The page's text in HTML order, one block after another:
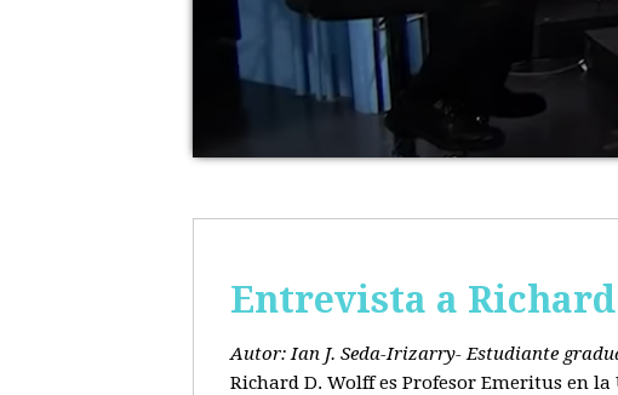
Entrevista a
Autor: Ian J. Seda-Irizarry- Estudiante
Richard D. Wolff es Profesor Emeritus en